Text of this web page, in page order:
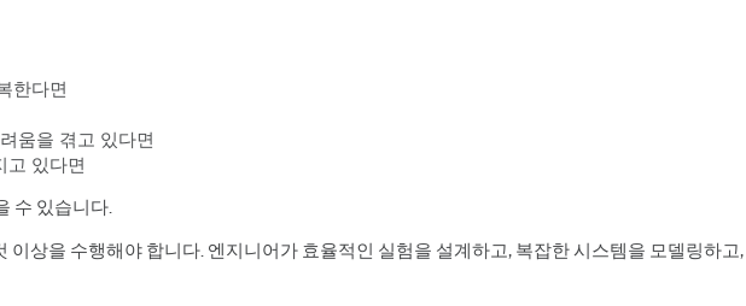
한다면
움을 겪고 있다면
고 있다면
수 있습니다.
상을 수행해야 합니다. 엔지니어가 효율적인 실험을 설계하고, 복잡한 시스템을 모델링하고